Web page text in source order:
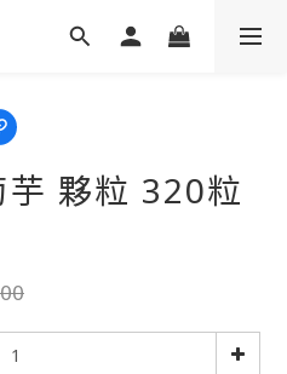
夥粒 320粒